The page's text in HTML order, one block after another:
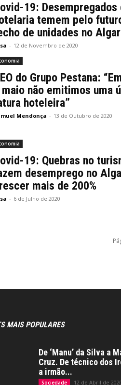
19: Desempregados
temem pelo
de unidades no
- 12 de Novembro de 2020
do Grupo Pestana:
não emitimos uma
hoteleira”
Mendonça - 13 de Outubro de 2020
19: Quebras no
desemprego no
mais de 200%
- 6 de Julho de 2020
MAIS POPULARES
De ‘Manu’ da Silva a
Cruz. De técnico dos
a irmão...
Sociedade 12 de Abril de